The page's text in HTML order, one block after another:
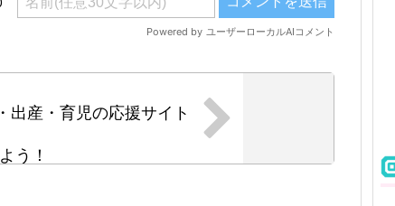
出産・育児の応援サイト
う！